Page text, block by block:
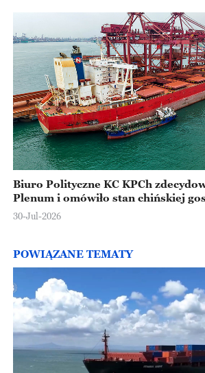
Biuro Polityczne KC KPCh
Plenum i omówiło stan chińskiej
30-Jul-2026
POWIĄZANE TEMATY